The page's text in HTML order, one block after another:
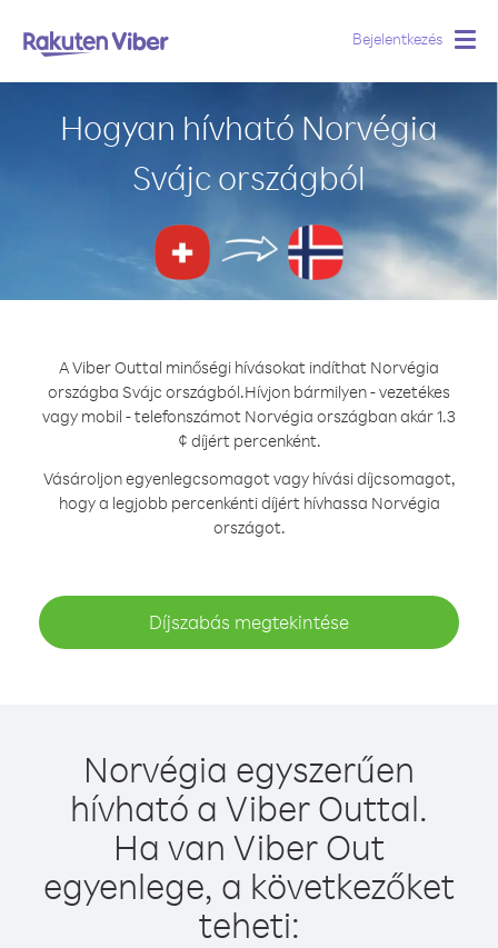
Bejelentkezés
Hogyan hívható Norvégia
Svájc országból
A Viber Outtal minőségi hívásokat indíthat Norvégia
országba Svájc országból.Hívjon bármilyen - vezetékes
vagy mobil - telefonszámot Norvégia országban akár 1.3
¢ díjért percenként.
Vásároljon egyenlegcsomagot vagy hívási díjcsomagot,
hogy a legjobb percenkénti díjért hívhassa Norvégia
országot.
Díjszabás megtekintése
Norvégia egyszerűen
hívható a Viber Outtal.
Ha van Viber Out
egyenlege, a következőket
teheti: